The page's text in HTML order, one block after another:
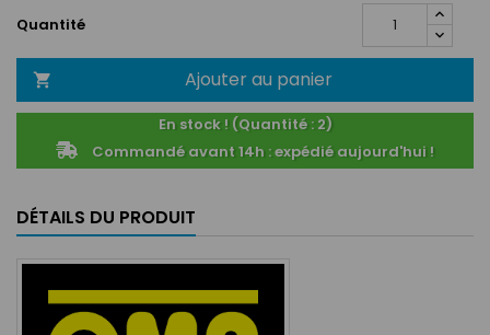
Quantité
 Ajouter au panier
En stock ! (Quantité : 2)
Commandé avant 14h : expédié aujourd'hui !
DÉTAILS DU PRODUIT